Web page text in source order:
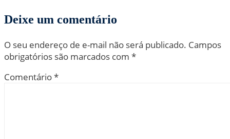
Deixe um comentário
O seu endereço de e-mail não será publicado. Campos
obrigatórios são marcados com *
Comentário*